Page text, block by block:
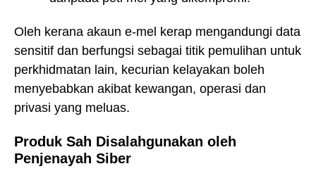
Oleh kerana akaun e-mel kerap mengandungi data
sensitif dan berfungsi sebagai titik pemulihan untuk
perkhidmatan lain, kecurian kelayakan boleh
menyebabkan akibat kewangan, operasi dan
privasi yang meluas.
Produk Sah Disalahgunakan oleh
Penjenayah Siber